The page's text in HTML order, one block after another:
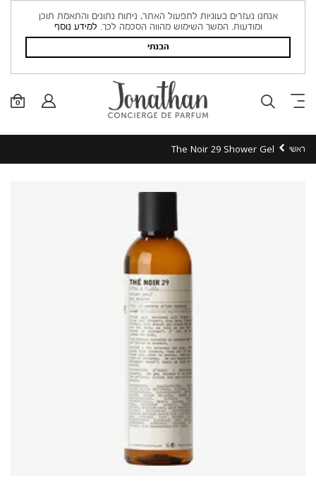
0
ראשי The Noir 29 Shower Gel
אנחנו נעזרים בעוגיות לתפעול האתר, ניתוח נתונים והתאמת תוכן
ומודעות. המשך השימוש מהווה הסכמה לכך. למידע נוסף
הבנתי